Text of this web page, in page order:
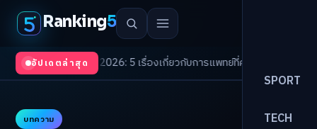
Ranking5
SPORT
TECH
อัปเดตล่าสุด
2026: 5 เรื่องเกี่ยวกับการแพทย์ที่ควรรู้/ดอกเบี้ยขาขึ้นรอบใหม่! จัด
บทความ